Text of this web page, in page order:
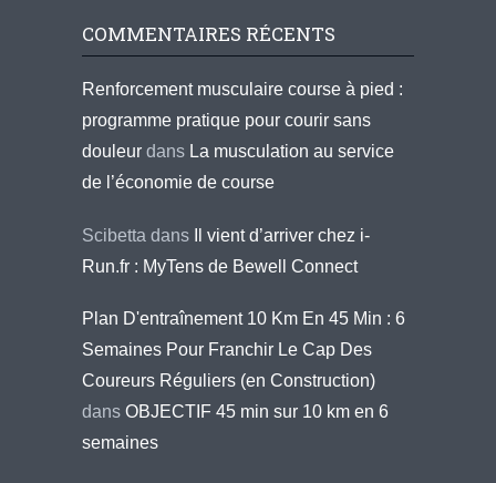
COMMENTAIRES RÉCENTS
Renforcement musculaire course à pied :
programme pratique pour courir sans
douleur dans La musculation au service
de l’économie de course
Scibetta dans
Il vient d’arriver chez i-
Run.fr : MyTens de Bewell Connect
Plan D'entraînement 10 Km En 45 Min : 6
Semaines Pour Franchir Le Cap Des
Coureurs Réguliers (en Construction)
dans OBJECTIF 45 min sur 10 km en 6
semaines